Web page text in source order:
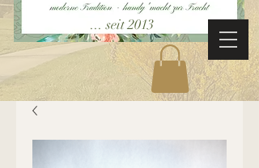
... seit 2013